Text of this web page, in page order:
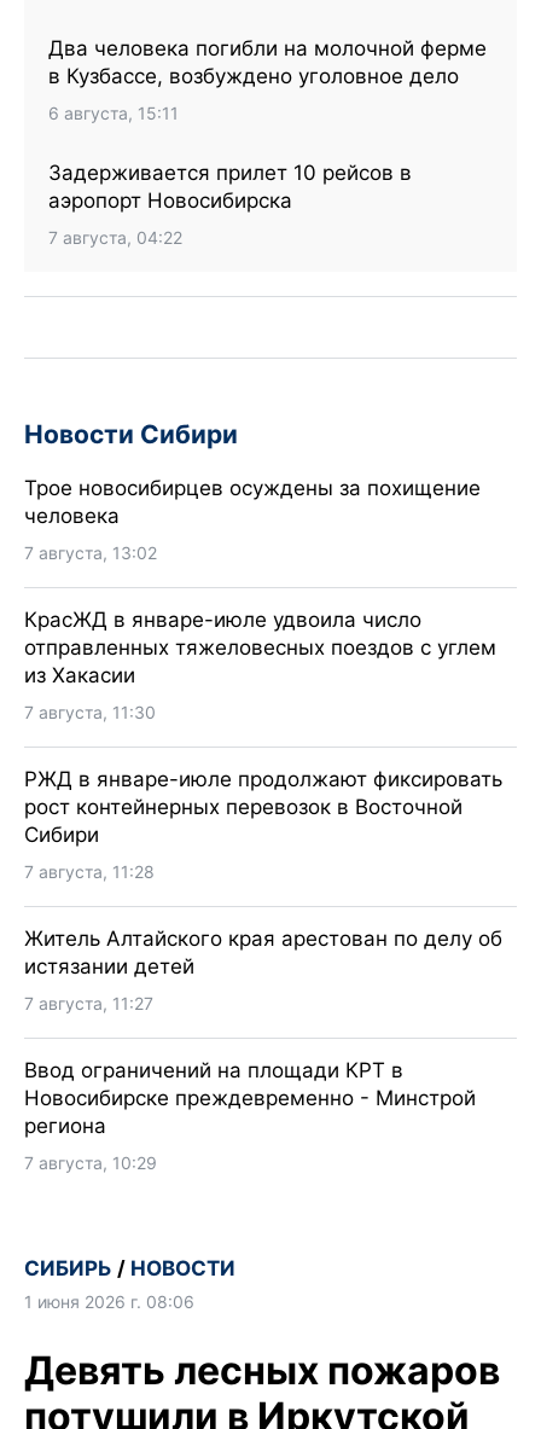
Два человека погибли на молочной ферме
в Кузбассе, возбуждено уголовное дело
6 августа, 15:11
Задерживается прилет 10 рейсов в
аэропорт Новосибирска
7 августа, 04:22
Новости Сибири
Трое новосибирцев осуждены за похищение
человека
7 августа, 13:02
КрасЖД в январе-июле удвоила число
отправленных тяжеловесных поездов с углем
из Хакасии
7 августа, 11:30
РЖД в январе-июле продолжают фиксировать
рост контейнерных перевозок в Восточной
Сибири
7 августа, 11:28
Житель Алтайского края арестован по делу об
истязании детей
7 августа, 11:27
Ввод ограничений на площади КРТ в
Новосибирске преждевременно - Минстрой
региона
7 августа, 10:29
СИБИРЬ / НОВОСТИ
1 июня 2026 г. 08:06
Девять лесных пожаров
потушили в Иркутской